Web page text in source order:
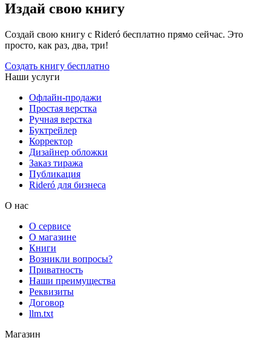
Издай свою книгу
Создай свою книгу с Rideró бесплатно прямо сейчас. Это
просто, как раз, два, три!
Создать книгу бесплатно
Наши услуги
Офлайн-продажи
Простая верстка
Ручная верстка
Буктрейлер
Корректор
Дизайнер обложки
Заказ тиража
Публикация
Rideró для бизнеса
О нас
О сервисе
О магазине
Книги
Возникли вопросы?
Приватность
Наши преимущества
Реквизиты
Договор
llm.txt
Магазин